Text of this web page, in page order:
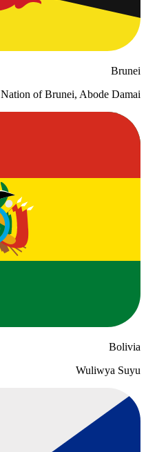
Brunei
Nation of Brunei, Abode Damai
Bolivia
Wuliwya Suyu